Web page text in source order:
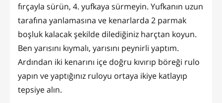
fırçayla sürün, 4. yufkaya sürmeyin. Yufkanın uzun
tarafına yanlamasına ve kenarlarda 2 parmak
boşluk kalacak şekilde dilediğiniz harçtan koyun.
Ben yarısını kıymalı, yarısını peynirli yaptım.
Ardından iki kenarını içe doğru kıvırıp böreği rulo
yapın ve yaptığınız ruloyu ortaya ikiye katlayıp
tepsiye alın.